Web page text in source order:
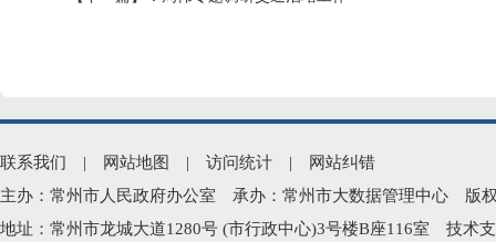
联系我们 | 网站地图 | 访问统计 |
网站纠错
主办：常州市人民政府办公室 承办：常州市大数据管理中心 版
地址：常州市龙城大道1280号 (市行政中心)3号楼B座116室 技术